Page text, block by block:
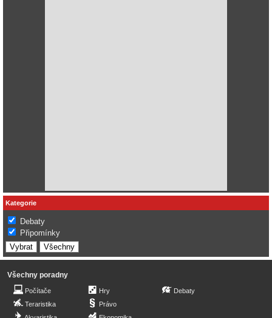
Kategorie
Debaty
Připomínky
Všechny poradny
Počítače
Teraristika
Hry
Právo
Debaty